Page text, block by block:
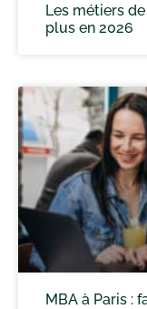
Les métiers
plus en 2026
MBA à Paris :